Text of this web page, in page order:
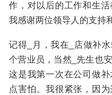
作，对以后的工作和生
我感谢两位领导人的支持
记得_月，我在_店做补
个营业员，当然_先生也
这是我第一次在公司做
点害怕。我很紧张，因